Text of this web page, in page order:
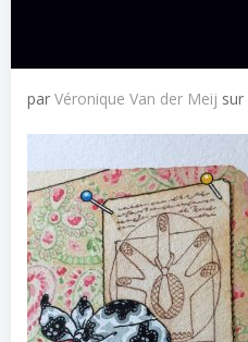
par Véronique Van der Meij sur